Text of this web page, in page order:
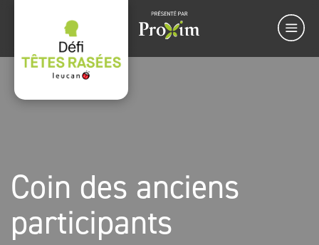
Coin des anciens
participants